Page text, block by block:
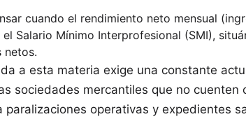
cuando el rendimiento neto mensual
Salario Mínimo Interprofesional (SMI),
netos.
a esta materia exige una constante
sociedades mercantiles que no cuenten
operativas y expedientes